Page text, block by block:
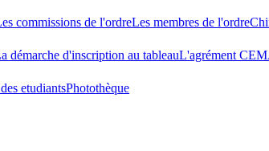
commissions de l'ordreLes membres de l'ordre
démarche d'inscription au tableauL'agrément
etudiantsPhotothèque